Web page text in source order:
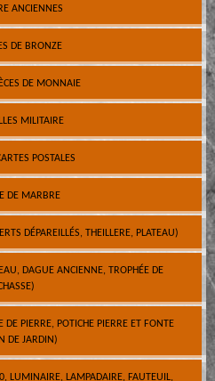
ANCIENNES
DE BRONZE
DE MONNAIE
MILITAIRE
POSTALES
DE MARBRE
DÉPAREILLÉS, THEILLERE, PLATEAU)
DAGUE ANCIENNE, TROPHÉE DE
DE PIERRE, POTICHE PIERRE ET FONTE
DE JARDIN)
LUMINAIRE, LAMPADAIRE, FAUTEUIL,